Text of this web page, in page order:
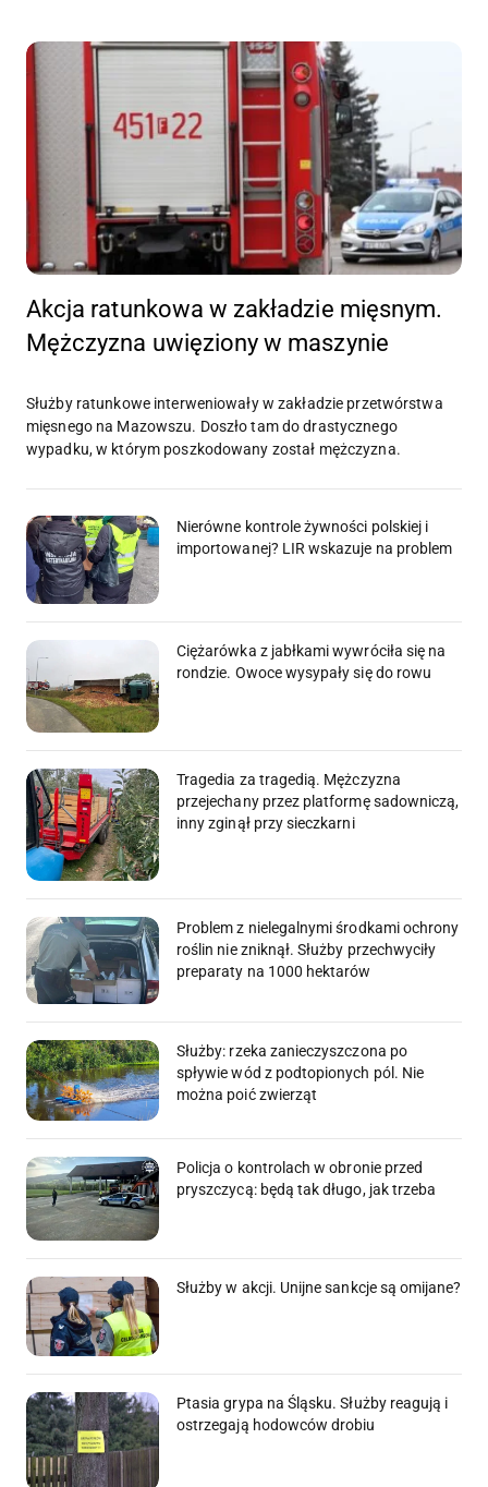
Akcja ratunkowa w zakładzie mięsnym.
Mężczyzna uwięziony w maszynie
Służby ratunkowe interweniowały w zakładzie przetwórstwa
mięsnego na Mazowszu. Doszło tam do drastycznego
wypadku, w którym poszkodowany został mężczyzna.
Nierówne kontrole żywności polskiej i
importowanej? LIR wskazuje na problem
Ciężarówka z jabłkami wywróciła się na
rondzie. Owoce wysypały się do rowu
Tragedia za tragedią. Mężczyzna
przejechany przez platformę sadowniczą,
inny zginął przy sieczkarni
Problem z nielegalnymi środkami ochrony
roślin nie zniknął. Służby przechwyciły
preparaty na 1000 hektarów
Służby: rzeka zanieczyszczona po
spływie wód z podtopionych pól. Nie
można poić zwierząt
Policja o kontrolach w obronie przed
pryszczycą: będą tak długo, jak trzeba
Służby w akcji. Unijne sankcje są omijane?
Ptasia grypa na Śląsku. Służby reagują i
ostrzegają hodowców drobiu